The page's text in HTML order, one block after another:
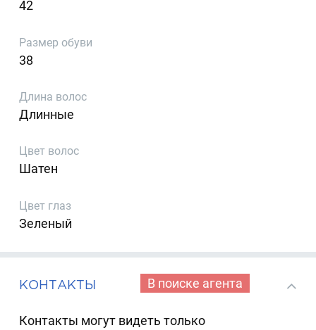
42
Размер обуви
38
Длина волос
Длинные
Цвет волос
Шатен
Цвет глаз
Зеленый
КОНТАКТЫ В поиске агента
Контакты могут видеть только